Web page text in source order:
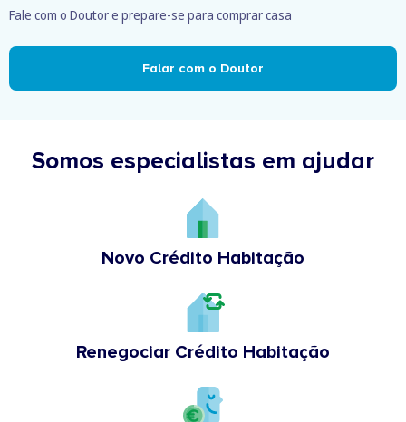
Fale com o Doutor e prepare-se para comprar casa
Falar com o Doutor
Somos especialistas em ajudar
Novo Crédito Habitação
Renegociar Crédito Habitação